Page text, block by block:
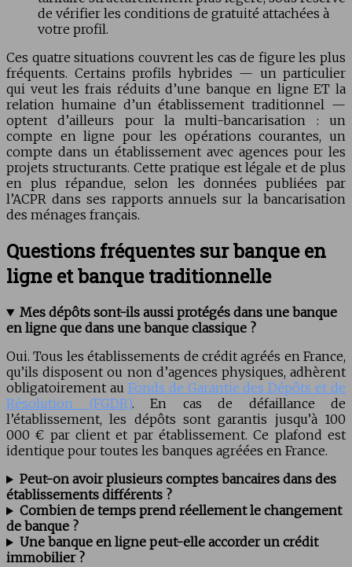
de vérifier les conditions de gratuité attachées à
votre profil.
Ces quatre situations couvrent les cas de figure les plus
fréquents. Certains profils hybrides — un particulier
qui veut les frais réduits d’une banque en ligne ET la
relation humaine d’un établissement traditionnel —
optent d’ailleurs pour la multi-bancarisation : un
compte en ligne pour les opérations courantes, un
compte dans un établissement avec agences pour les
projets structurants. Cette pratique est légale et de plus
en plus répandue, selon les données publiées par
l’ACPR dans ses rapports annuels sur la bancarisation
des ménages français.
Questions fréquentes sur banque en
ligne et banque traditionnelle
Mes dépôts sont-ils aussi protégés dans une banque
en ligne que dans une banque classique ?
Oui. Tous les établissements de crédit agréés en France,
qu’ils disposent ou non d’agences physiques, adhèrent
obligatoirement au Fonds de Garantie des Dépôts et de
Résolution (FGDR). En cas de défaillance de
l’établissement, les dépôts sont garantis jusqu’à 100
000 € par client et par établissement. Ce plafond est
identique pour toutes les banques agréées en France.
Peut-on avoir plusieurs comptes bancaires dans des
établissements différents ?
Combien de temps prend réellement le changement
de banque ?
Une banque en ligne peut-elle accorder un crédit
immobilier ?